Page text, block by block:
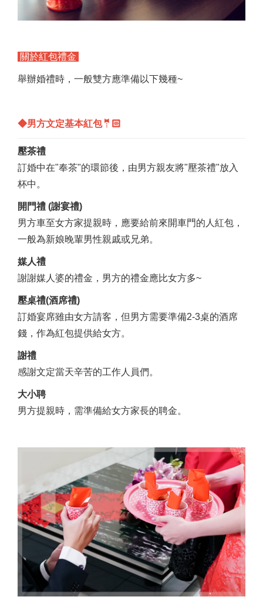
關於紅包禮金
舉辦婚禮時，一般雙方應準備以下幾種~
◆男方文定基本紅包🤵🏻
壓茶禮
訂婚中在"奉茶"的環節後，由男方親友將"壓茶禮"放入
杯中。
開門禮 (謝宴禮)
男方車至女方家提親時，應要給前來開車門的人紅包，
一般為新娘晚輩男性親戚或兄弟。
媒人禮
謝謝媒人婆的禮金，男方的禮金應比女方多~
壓桌禮(酒席禮)
訂婚宴席雖由女方請客，但男方需要準備2-3桌的酒席
錢，作為紅包提供給女方。
謝禮
感謝文定當天辛苦的工作人員們。
大小聘
男方提親時，需準備給女方家長的聘金。